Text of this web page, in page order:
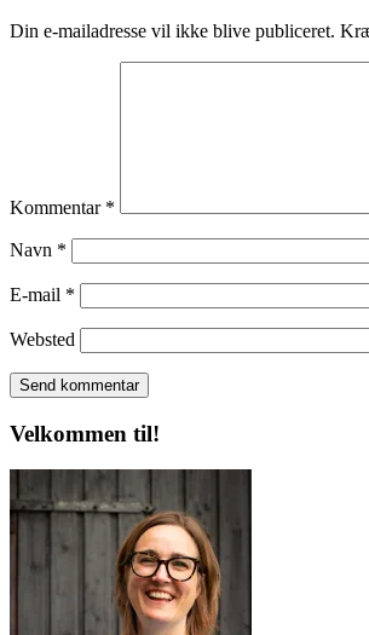
Din e-mailadresse vil ikke blive publiceret.
Kommentar *
Navn *
E-mail *
Websted
Velkommen til!